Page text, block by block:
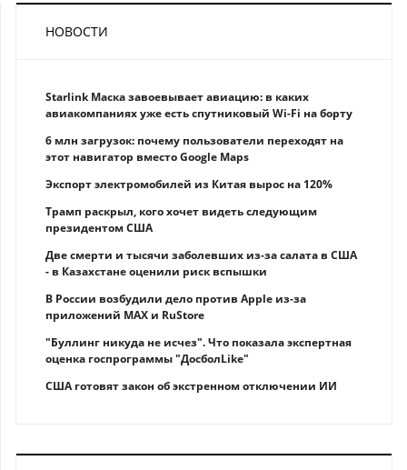
НОВОСТИ
Starlink Маска завоевывает авиацию: в каких
авиакомпаниях уже есть спутниковый Wi-Fi на борту
6 млн загрузок: почему пользователи переходят на
этот навигатор вместо Google Maps
Экспорт электромобилей из Китая вырос на 120%
Трамп раскрыл, кого хочет видеть следующим
президентом США
Две смерти и тысячи заболевших из-за салата в США
- в Казахстане оценили риск вспышки
В России возбудили дело против Apple из-за
приложений MAX и RuStore
"Буллинг никуда не исчез". Что показала экспертная
оценка госпрограммы "ДосболLike"
США готовят закон об экстренном отключении ИИ